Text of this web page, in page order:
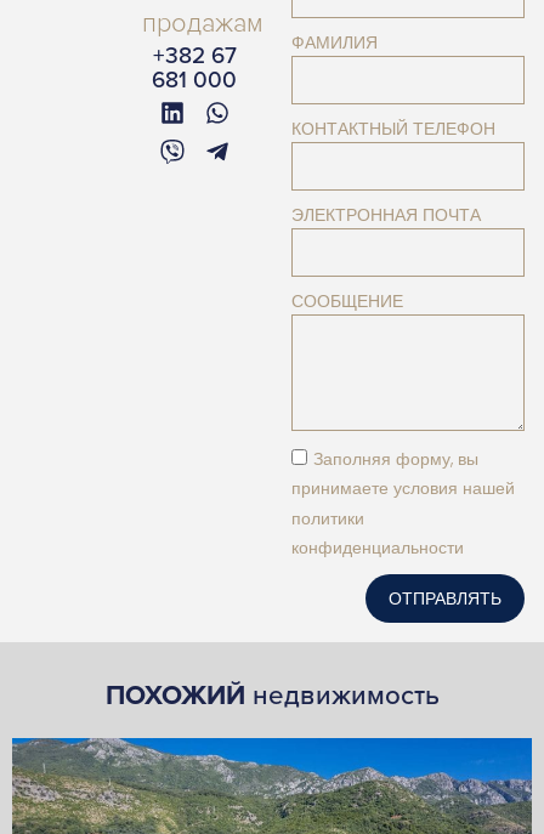
продажам
+382 67
681 000
ФАМИЛИЯ
КОНТАКТНЫЙ ТЕЛЕФОН
ЭЛЕКТРОННАЯ ПОЧТА
СООБЩЕНИЕ
Заполняя форму, вы
принимаете условия нашей
политики
конфиденциальности
ОТПРАВЛЯТЬ
ПОХОЖИЙ недвижимость